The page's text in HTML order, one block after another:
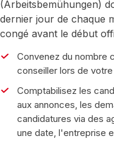
(Arbeitsbemühungen)
dernier jour de chaque
congé avant le début
Convenez du nombre
conseiller lors de
Comptabilisez les
aux annonces, les
candidatures via des
une date, l'entreprise